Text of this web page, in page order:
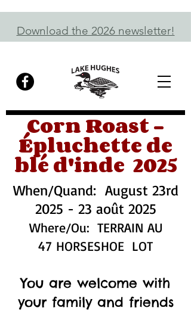
Download the 2026 newsletter!
Corn Roast -
Épluchette de
blé d'inde 2025
When/Quand: August 23rd
2025 - 23 août 2025
Where/Ou: TERRAIN AU
47 HORSESHOE LOT
You are welcome with
your family and friends